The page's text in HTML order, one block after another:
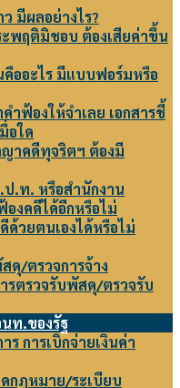
มีผลอย่างไร?
พฤติมิชอบ ต้องเสียค่าขึ้น
ออะไร มีแบบฟอร์มหรือ
ำฟ้องให้จำเลย เอกสารชี้
อใด
าคดีทุจริตฯ ต้องมี
ป.ท. หรือสำนักงาน
งคดีได้อีกหรือไม่
ด้วยตนเองได้หรือไม่
ดุ/ตรวจการจ้าง
รตรวจรับพัสดุ/ตรวจรับ
ท.ของรัฐ
การเบิกจ่ายเงินค่า
กฎหมาย/ระเบียบ